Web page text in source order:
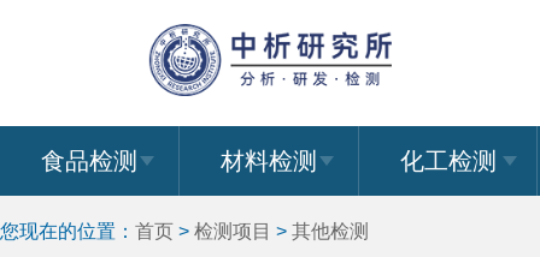
食品检测 材料检测 化工检测
您现在的位置： 首页 > 检测项目 > 其他检测